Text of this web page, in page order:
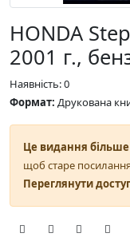
HONDA
2001 г.,
Наявність: 0
Формат: Друкована
Це видання більше
щоб старе
Переглянути